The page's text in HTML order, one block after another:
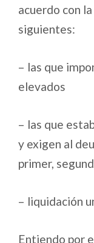
acuerdo con
siguientes:
– las que
elevados
– las que
y exigen al
primer,
– liquidación
Entiendo por